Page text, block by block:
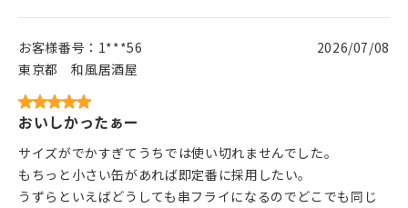
お客様番号： 1***56
東京都
和風居酒屋
2026/07/08
おいしかったぁー
サイズがでかすぎてうちでは使い切れませんでした。
もちっと小さい缶があれば即定番に採用したい。
うずらといえばどうしても串フライになるのでどこでも同じ